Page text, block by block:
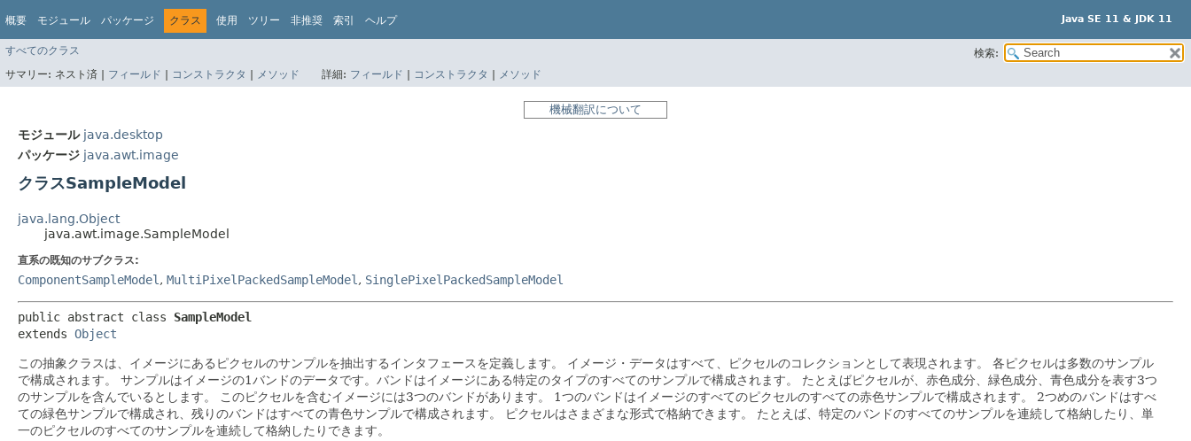
概要 モジュール パッケージ クラス 使用 ツリー 非推奨 索引 ヘルプ Java SE 11 & JDK 11
すべてのクラス
検索:
サマリー: ネスト済 | フィールド | コンストラクタ | メソッド 詳細: フィールド | コンストラクタ | メソッド
機械翻訳について
モジュール java.desktop
パッケージ java.awt.image
クラスSampleModel
java.lang.Object
java.awt.image.SampleModel
直系の既知のサブクラス:
ComponentSampleModel , MultiPixelPackedSampleModel , SinglePixelPackedSampleModel
public abstract class SampleModel
extends Object
この抽象クラスは、イメージにあるピクセルのサンプルを抽出するインタフェースを定義します。 イメージ・データはすべて、ピクセルのコレクションとして表現されます。
各ピクセルは多数のサンプル
で構成されます。
サンプルはイメージの1バンドのデータです。バンドはイメージにある特定のタイプのすべてのサンプルで構成されます。
たとえばピクセルが、赤色成分、緑色成分、青色成分を表す3つ
のサンプルを含んでいるとします。
このピクセルを含むイメージには3つのバンドがあります。 1つのバンドはイメージのすべてのピクセルのすべての赤色サンプルで構成されます。
2つめのバンドはすべ
ての緑色サンプルで構成され、残りのバンドはすべての青色サンプルで構成されます。
ピクセルはさまざまな形式で格納できます。
たとえば、特定のバンドのすべてのサンプルを連続して格納したり、単
一のピクセルのすべてのサンプルを連続して格納したりできます。